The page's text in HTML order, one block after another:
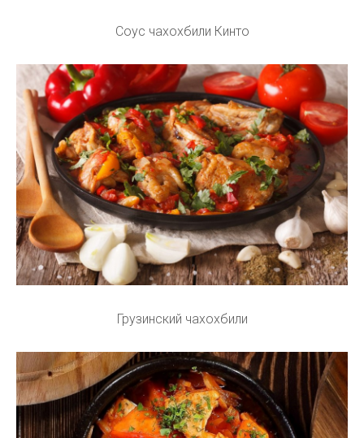
Соус чахохбили Кинто
Грузинский чахохбили